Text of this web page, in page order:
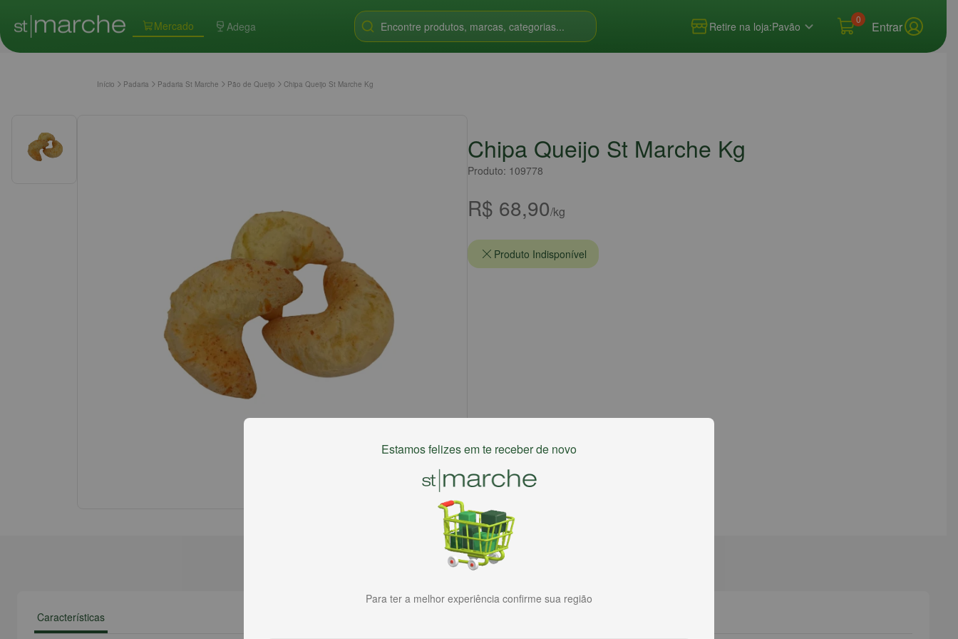
Mercado Adega Encontre produtos, marcas, categorias... Retire na loja:Pavão
0 Entrar
Início Padaria Padaria St Marche Pão de Queijo Chipa Queijo St Marche Kg
Chipa Queijo St Marche Kg
Produto: 109778
R$ 68,90/kg
Produto Indisponível
Características
Estamos felizes em te receber de novo
Para ter a melhor experiência confirme sua região